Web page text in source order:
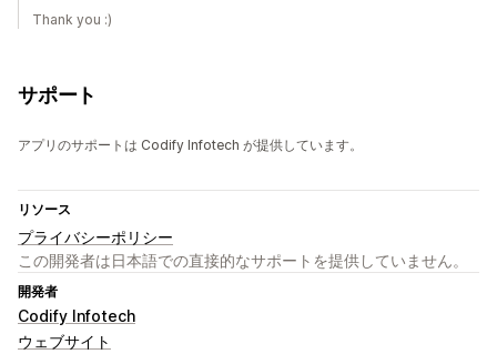
Thank you :)
サポート
アプリのサポートは Codify Infotech が提供しています。
リソース
プライバシーポリシー
この開発者は日本語での直接的なサポートを提供していません。
開発者
Codify Infotech
ウェブサイト